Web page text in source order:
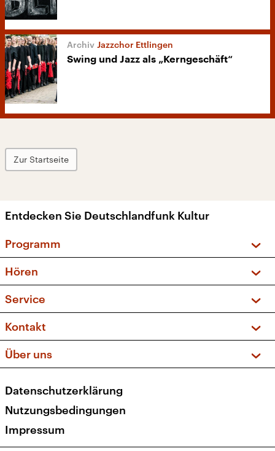
Jazzchor Ettlingen
Swing und Jazz als „Kerngeschäft“
Zur Startseite
Entdecken Sie Deutschlandfunk Kultur
Programm
Sendungen und Podcasts
Musikliste
Kakadu – Das Kinderprogramm
Hören
Frequenzen (UKW + DAB+)
Service
FAQ
Apps
Newsletter
Veranstaltungen
Kontakt
Social Media
Über uns
Presse
Karriere
Transparenz
Datenschutzerklärung
Nutzungsbedingungen
Impressum